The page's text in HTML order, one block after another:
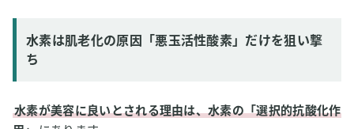
水素は肌老化の原因「悪玉活性酸素」だけを狙い撃
ち
水素が美容に良いとされる理由は、水素の「選択的抗酸化作